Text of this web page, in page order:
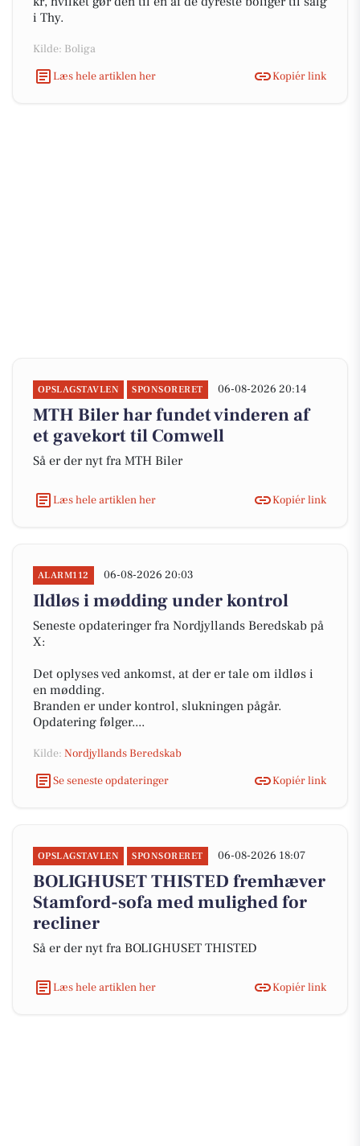
i Thy.
Kilde: Boliga
Læs hele artiklen her
Kopiér link
OPSLAGSTAVLEN SPONSORERET 06-08-2026 20:14
MTH Biler har fundet vinderen af
et gavekort til Comwell
Så er der nyt fra MTH Biler
Læs hele artiklen her Kopiér link
ALARM112 06-08-2026 20:03
Ildløs i mødding under kontrol
Seneste opdateringer fra Nordjyllands Beredskab på
X:
Det oplyses ved ankomst, at der er tale om ildløs i
en mødding.
Branden er under kontrol, slukningen pågår.
Opdatering følger....
Kilde: Nordjyllands Beredskab
Se seneste opdateringer
Kopiér link
OPSLAGSTAVLEN SPONSORERET 06-08-2026 18:07
BOLIGHUSET THISTED fremhæver
Stamford-sofa med mulighed for
recliner
Så er der nyt fra BOLIGHUSET THISTED
Læs hele artiklen her Kopiér link